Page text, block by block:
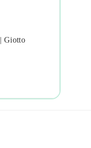
Giotto